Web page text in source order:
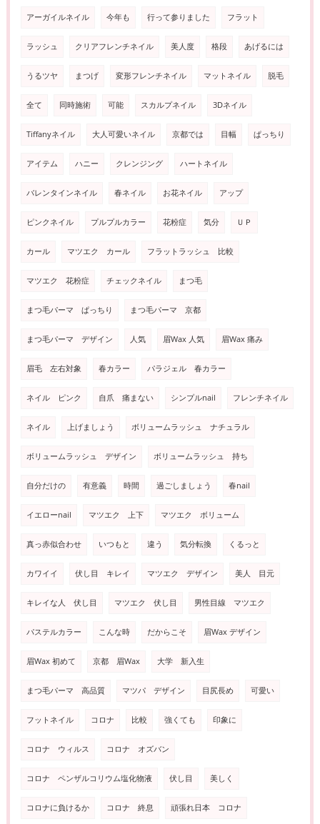
アーガイルネイル 今年も 行って参りました フラット
ラッシュ クリアフレンチネイル 美人度 格段 あげるには
うるツヤ まつげ 変形フレンチネイル マットネイル 脱毛
全て 同時施術 可能 スカルプネイル 3Dネイル
Tiffanyネイル 大人可愛いネイル 京都では 目幅 ぱっちり
アイテム ハニー クレンジング ハートネイル
バレンタインネイル 春ネイル お花ネイル アップ
ピンクネイル プルプルカラー 花粉症 気分 ＵＰ
カール マツエク カール フラットラッシュ 比較
マツエク 花粉症 チェックネイル まつ毛
まつ毛パーマ ぱっちり まつ毛パーマ 京都
まつ毛パーマ デザイン 人気 眉Wax 人気 眉Wax 痛み
眉毛 左右対象 春カラー パラジェル 春カラー
ネイル ピンク 自爪 痛まない シンプルnail フレンチネイル
ネイル 上げましょう ボリュームラッシュ ナチュラル
ボリュームラッシュ デザイン ボリュームラッシュ 持ち
自分だけの 有意義 時間 過ごしましょう 春nail
イエローnail マツエク 上下 マツエク ボリューム
真っ赤似合わせ いつもと 違う 気分転換 くるっと
カワイイ 伏し目 キレイ マツエク デザイン 美人 目元
キレイな人 伏し目 マツエク 伏し目 男性目線 マツエク
パステルカラー こんな時 だからこそ 眉Wax デザイン
眉Wax 初めて 京都 眉Wax 大学 新入生
まつ毛パーマ 高品質 マツパ デザイン 目尻長め 可愛い
フットネイル コロナ 比較 強くても 印象に
コロナ ウィルス コロナ オズバン
コロナ ペンザルコリウム塩化物液 伏し目 美しく
コロナに負けるか コロナ 終息 頑張れ日本 コロナ